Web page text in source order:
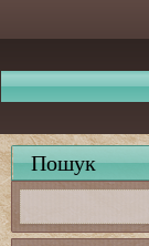
Пошук